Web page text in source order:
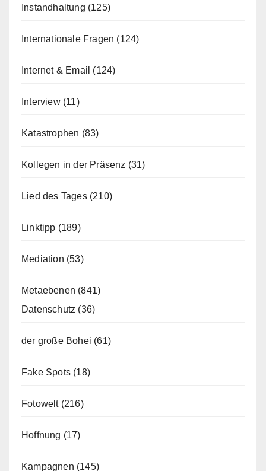
Instandhaltung (125)
Internationale Fragen (124)
Internet & Email (124)
Interview(11)
Katastrophen (83)
Kollegen in der Präsenz (31)
Lied des Tages(210)
Linktipp (189)
Mediation (53)
Metaebenen (841)
Datenschutz (36)
der große Bohei (61)
Fake Spots (18)
Fotowelt(216)
Hoffnung (17)
Kampagnen (145)